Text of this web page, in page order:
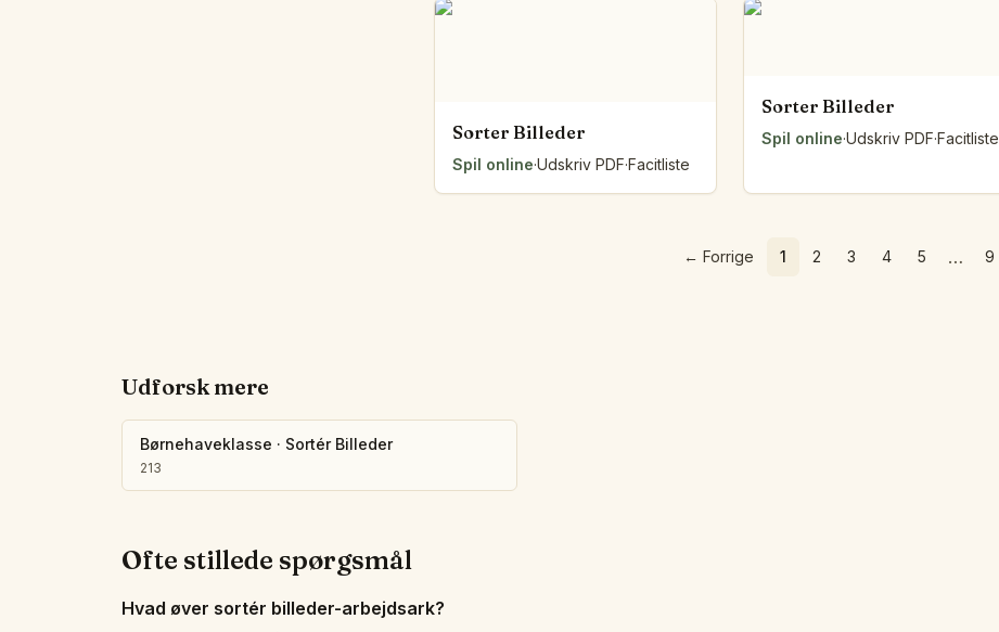
Sorter Billeder
Spil online·Udskriv PDF·Facitliste
Sorter Billeder
Spil online·Udskriv PDF·Facitliste
← Forrige 1 2 3 4 5 … 9
Udforsk mere
Børnehaveklasse · Sortér Billeder
213
Ofte stillede spørgsmål
Hvad øver sortér billeder-arbejdsark?